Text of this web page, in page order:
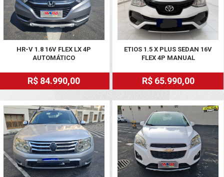
HR-V 1.8 16V FLEX LX 4P
AUTOMÁTICO
R$ 84.990,00
ETIOS 1.5 X PLUS SEDAN 16V
FLEX 4P MANUAL
R$ 65.990,00